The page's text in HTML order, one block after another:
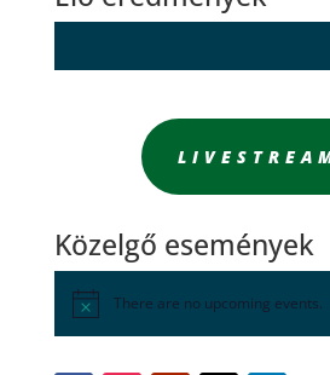
Közelgő események
There are no upcoming events.